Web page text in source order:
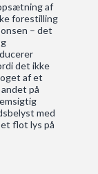
af
forestilling
– det
det ikke
af et
på
med
flot lys på